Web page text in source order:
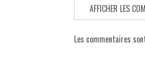
AFFICHER LES
Les commentaires